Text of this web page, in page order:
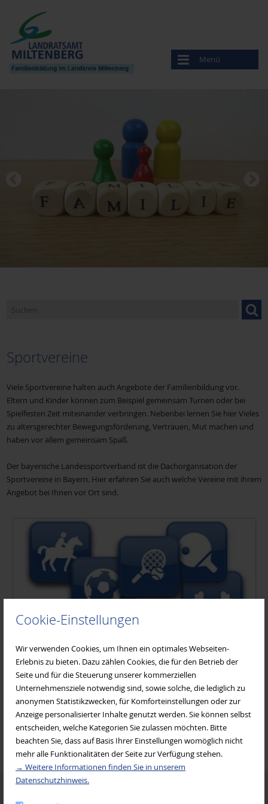
Cookie-Einstellungen
Wir verwenden Cookies, um Ihnen ein optimales Webseiten-
Erlebnis zu bieten. Dazu zählen Cookies, die für den Betrieb der
Seite und für die Steuerung unserer kommerziellen
Unternehmensziele notwendig sind, sowie solche, die lediglich zu
anonymen Statistikzwecken, für Komforteinstellungen oder zur
Anzeige personalisierter Inhalte genutzt werden. Sie können selbst
entscheiden, welche Kategorien Sie zulassen möchten. Bitte
beachten Sie, dass auf Basis Ihrer Einstellungen womöglich nicht
mehr alle Funktionalitäten der Seite zur Verfügung stehen.
→ Weitere Informationen finden Sie in unserem
Datenschutzhinweis.
Menü
Amt für Ernährung, Landwirtschaft und Forsten
Bayerisches Rotes Kreuz
Familienbund der Katholiken (FDK)
Familienstützpunkt Nord in Erlenbach
Familienstützpunkt Süd
Frauen für Frauen
Frauenseelsorge Diözese Würzburg
Gesundheitsamt Miltenberg
Johanniter Mehrgenerationenhaus
KAB Bildungswerk
Katholischer Deutscher Frauenbund (KDFB)
Sportvereine
Viele Sportvereine halten auch Angebote der Familienbildung vor.
Eltern und Kinder können zum Beispiel gemeinsam Turnen oder bei
Spielfesten Zeit miteinander verbringen. Nebenbei lernen Sie hier Vieles
zu altersgerechter Bewegungsförderung, Vertrauen, Mut machen und
haben vor allem gemeinsam Spaß.
Der bayerische Landessportverband ist die Dachorganisation der
Sportvereine in Bayern. Hier erfahren Sie auch welche Vereine mit ihrem
Angebot bei Ihnen vor Ort sind.
Sportvereine
Telefon Zimmer
AdolfZerr
Kreisvorsitzender
Termine